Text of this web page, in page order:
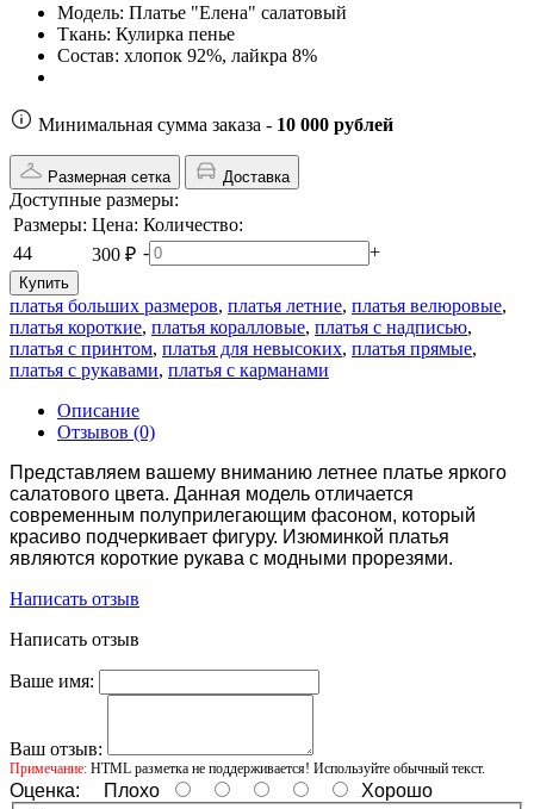
Модель: Платье "Елена" салатовый
Ткань: Кулирка пенье
Состав: хлопок 92%, лайкра 8%
Минимальная сумма заказа - 10 000 рублей
Размерная сетка Доставка
Доступные размеры:
Размеры: Цена: Количество:
44
300 ₽ - +
Купить
платья больших размеров, платья летние, платья велюровые,
платья короткие, платья коралловые, платья с надписью,
платья с принтом, платья для невысоких, платья прямые,
платья с рукавами, платья с карманами
Описание
Отзывов (0)
Представляем вашему вниманию летнее платье яркого
салатового цвета. Данная модель отличается
современным полуприлегающим фасоном, который
красиво подчеркивает фигуру. Изюминкой платья
являются короткие рукава с модными прорезями.
Написать отзыв
Написать отзыв
Ваше имя:
Ваш отзыв:
Примечание: HTML разметка не поддерживается! Используйте обычный текст.
Оценка: Плохо
Хорошо